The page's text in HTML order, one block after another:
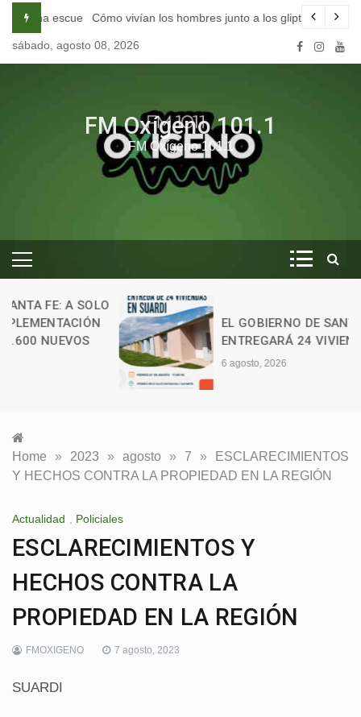
content
escuela de seducción en Córdoba.
Cómo vivían los hombres junto a los gliptodontes en
sábado, agosto 08, 2026
FM Oxígeno 101.1
FM Oxígeno 101.1
EL GOBIERNO DE SANTA FE
ENTREGARÁ 24 VIVIENDAS
6 agosto, 2026
Home » 2023 » agosto » 7 »
ESCLARECIMIENTOS
Y HECHOS CONTRA LA PROPIEDAD EN LA REGIÓN
Actualidad , Policiales
ESCLARECIMIENTOS Y
HECHOS CONTRA LA
PROPIEDAD EN LA REGIÓN
FMOXIGENO 7 agosto, 2023
SUARDI